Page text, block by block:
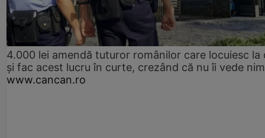
4.000 lei amendă tuturor românilor care locuiesc la
și fac acest lucru în curte, crezând că nu îi vede
www.cancan.ro